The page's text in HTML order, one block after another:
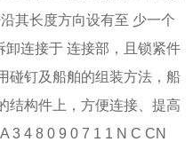
其长度方向设有至 少一个
连接于 连接部，且锁紧件
碰钉及船舶的组装方法，船
结构件上，方便连接、提高
3 4 8 0 9 0 7 1 1 N C CN